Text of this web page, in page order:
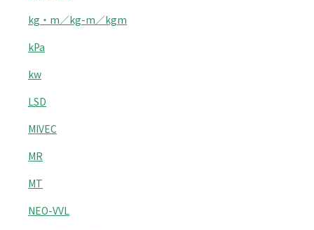
kg・m／kg-m／kgm
kPa
kw
LSD
MIVEC
MR
MT
NEO-VVL